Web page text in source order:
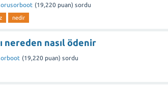
(19,220 puan) sordu
nedir
nereden nasıl ödenir
(19,220 puan) sordu